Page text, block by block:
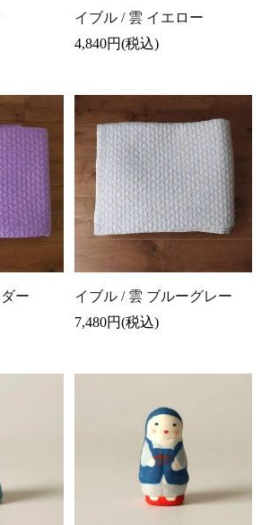
イブル / 雲 イエロー
4,840円(税込)
ー
イブル / 雲 ブルーグレー
7,480円(税込)